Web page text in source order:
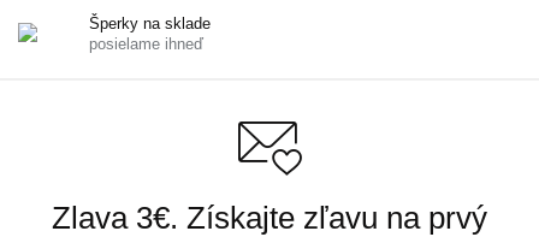
Šperky na sklade
posielame ihneď
Zlava 3€. Získajte zľavu na prvý